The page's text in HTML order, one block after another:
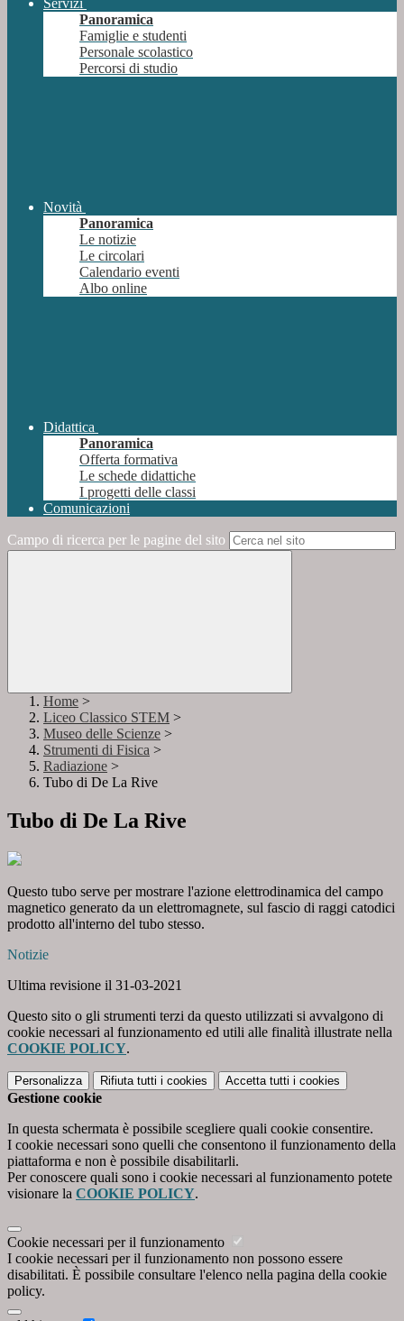
Servizi
Panoramica
Famiglie e studenti
Personale scolastico
Percorsi di studio
Novità
Panoramica
Le notizie
Le circolari
Calendario eventi
Albo online
Didattica
Panoramica
Offerta formativa
Le schede didattiche
I progetti delle classi
Comunicazioni
Campo di ricerca per le pagine del sito
Home >
Liceo Classico STEM >
Museo delle Scienze >
Strumenti di Fisica >
Radiazione >
Tubo di De La Rive
Tubo di De La Rive
Questo tubo serve per mostrare l'azione elettrodinamica del campo
magnetico generato da un elettromagnete, sul fascio di raggi catodici
prodotto all'interno del tubo stesso.
Notizie
Ultima revisione il 31-03-2021
Questo sito o gli strumenti terzi da questo utilizzati si avvalgono di
cookie necessari al funzionamento ed utili alle finalità illustrate nella
COOKIE POLICY.
Personalizza Rifiuta tutti i cookies Accetta tutti i cookies
Gestione cookie
In questa schermata è possibile scegliere quali cookie consentire.
I cookie necessari sono quelli che consentono il funzionamento della
piattaforma e non è possibile disabilitarli.
Per conoscere quali sono i cookie necessari al funzionamento potete
visionare la COOKIE POLICY.
Cookie necessari per il funzionamento
I cookie necessari per il funzionamento non possono essere
disabilitati. È possibile consultare l'elenco nella pagina della cookie
policy.